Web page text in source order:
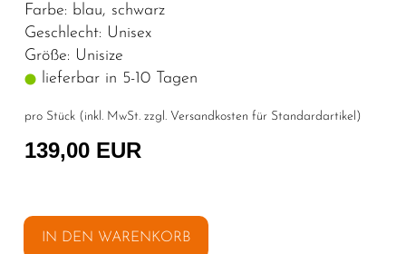
Farbe: blau, schwarz
Geschlecht: Unisex
Größe: Unisize
lieferbar in 5-10 Tagen
pro Stück (inkl. MwSt. zzgl. Versandkosten für Standardartikel )
139,00 EUR
IN DEN WARENKORB